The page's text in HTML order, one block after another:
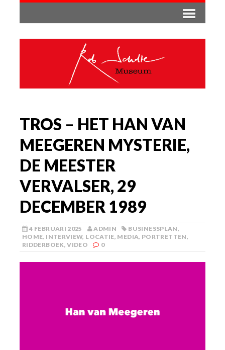
TROS – HET HAN VAN
MEEGEREN MYSTERIE,
DE MEESTER
VERVALSER, 29
DECEMBER 1989
4 FEBRUARI 2025 ADMIN BUSINESSPLAN,
HOME, INTERVIEW, LOCATIE, MEDIA, PORTRETTEN,
RIDDERBOEK,VIDEO 0